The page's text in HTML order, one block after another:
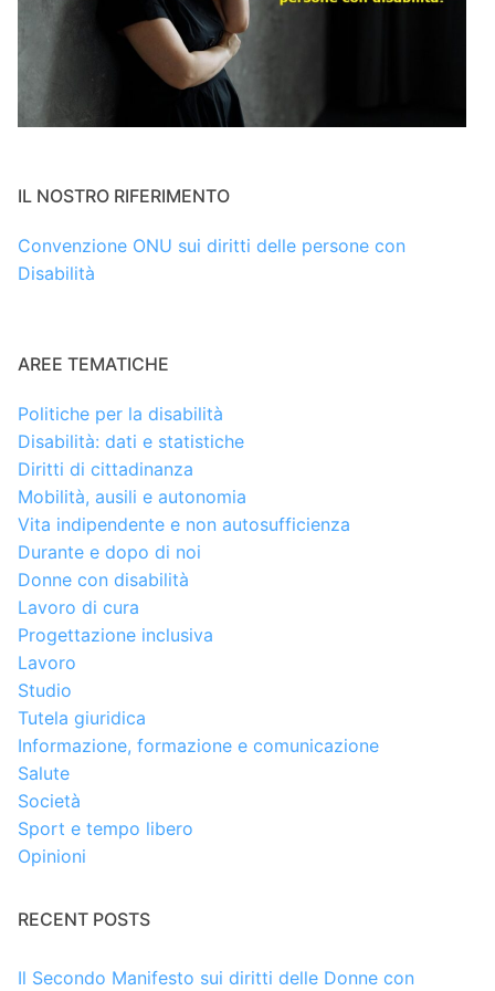
IL NOSTRO RIFERIMENTO
Convenzione ONU sui diritti delle persone con
Disabilità
AREE TEMATICHE
Politiche per la disabilità
Disabilità: dati e statistiche
Diritti di cittadinanza
Mobilità, ausili e autonomia
Vita indipendente e non autosufficienza
Durante e dopo di noi
Donne con disabilità
Lavoro di cura
Progettazione inclusiva
Lavoro
Studio
Tutela giuridica
Informazione, formazione e comunicazione
Salute
Società
Sport e tempo libero
Opinioni
RECENT POSTS
Il Secondo Manifesto sui diritti delle Donne con